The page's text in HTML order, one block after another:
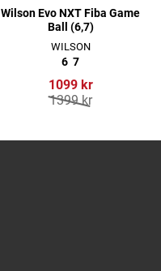
Wilson Evo NXT Fiba Game
Ball (6,7)
WILSON
6 7
1099 kr
1399 kr